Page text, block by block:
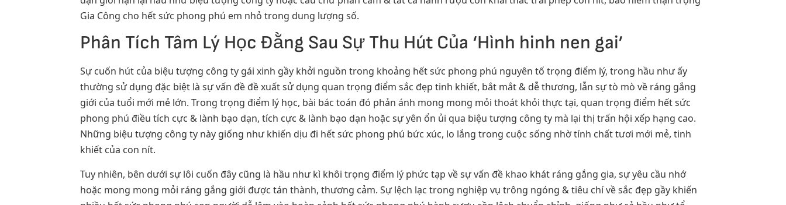
Gia Công cho hết sức phong phú em nhỏ trong dung lượng số.
Phân Tích Tâm Lý Học Đằng Sau Sự Thu Hút Của ‘Hình hinh nen gai’
Sự cuốn hút của biệu tượng công ty gái xinh gầy khởi nguồn trong khoảng hết sức phong phú nguyên tố trọng điểm lý, trong hầu như ấy
thường sử dụng đặc biệt là sự vấn đề đề xuất sử dụng quan trọng điểm sắc đẹp tinh khiết, bắt mắt & dễ thương, lẫn sự tò mò về ráng gắng
giới của tuổi mới mẻ lớn. Trong trọng điểm lý học, bài bác toán đó phản ánh mong mong mỏi thoát khỏi thực tại, quan trọng điểm hết sức
phong phú điều tích cực & lành bạo dạn, tích cực & lành bạo dạn hoặc sự yên ổn ủi qua biệu tượng công ty mà lại thị trấn hội xếp hạng cao.
Những biệu tượng công ty này giống như khiến dịu đi hết sức phong phú bức xúc, lo lắng trong cuộc sống nhờ tính chất tươi mới mẻ, tinh
khiết của con nít.
Tuy nhiên, bên dưới sự lôi cuốn đây cũng là hầu như kì khôi trọng điểm lý phức tạp về sự vấn đề khao khát ráng gắng gia, sự yêu cầu nhớ
hoặc mong mong mỏi ráng gắng giới được tán thành, thương cảm. Sự lệch lạc trong nghiệp vụ trông ngóng & tiêu chí về sắc đẹp gầy khiến